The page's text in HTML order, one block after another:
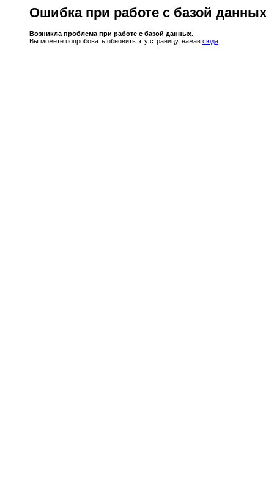
Ошибка при работе с базой данных
Возникла проблема при работе с базой данных.
Вы можете попробовать обновить эту страницу, нажав сюда